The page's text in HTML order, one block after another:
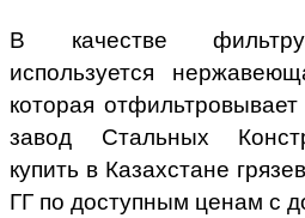
В качестве
используется
которая
завод Стальных
купить в Казахстане
ГГ по доступным ценам с